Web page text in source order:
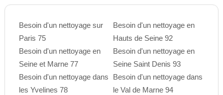
Besoin d'un nettoyage sur
Paris 75
Besoin d'un nettoyage en
Seine et Marne 77
Besoin d'un nettoyage dans
les Yvelines 78
Besoin d'un nettoyage en
Hauts de Seine 92
Besoin d'un nettoyage en
Seine Saint Denis 93
Besoin d'un nettoyage dans
le Val de Marne 94